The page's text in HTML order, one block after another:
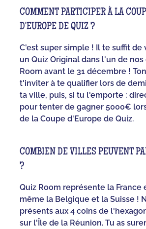
COMMENT PARTICIPER À LA
D'EUROPE DE QUIZ ?
C'est super simple ! Il te suffit de
un Quiz Original dans l'un de
Room avant le 31 décembre !
t'inviter à te qualifier lors de
ta ville, puis, si tu l'emporte :
pour tenter de gagner 5000€
de la Coupe d'Europe de Quiz.
COMBIEN DE VILLES PEUVENT
?
Quiz Room représente la France
même la Belgique et la Suisse !
présents aux 4 coins de
sur l'Île de la Réunion. Tu as